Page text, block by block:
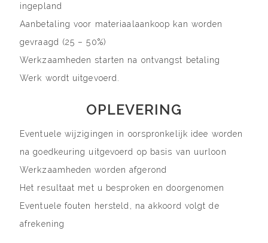
ingepland
Aanbetaling voor materiaalaankoop kan worden
gevraagd (25 – 50%)
Werkzaamheden starten na ontvangst betaling
Werk wordt uitgevoerd.
OPLEVERING
Eventuele wijzigingen in oorspronkelijk idee worden
na goedkeuring uitgevoerd op basis van uurloon
Werkzaamheden worden afgerond
Het resultaat met u besproken en doorgenomen
Eventuele fouten hersteld, na akkoord volgt de
afrekening